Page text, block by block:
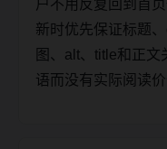
户不用反复回到首
新时优先保证标题
图、alt、title和正文
语而没有实际阅读价